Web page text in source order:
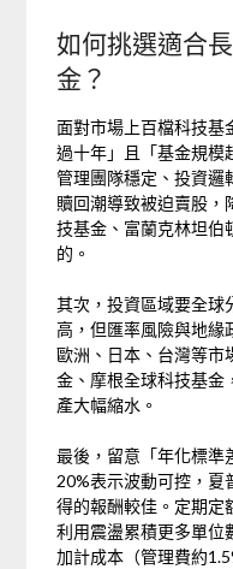
如何挑選適合
金？
面對市場上百檔科技基
過十年」且「基金規模
管理團隊穩定、投資邏
贖回潮導致被迫賣股，
技基金、富蘭克林坦伯
的。
其次，投資區域要全球
高，但匯率風險與地緣
歐洲、日本、台灣等市
金、摩根全球科技基金
產大幅縮水。
最後，留意「年化標準
20%表示波動可控，夏
得的報酬較佳。定期定
利用震盪累積更多單位
加計成本（管理費約